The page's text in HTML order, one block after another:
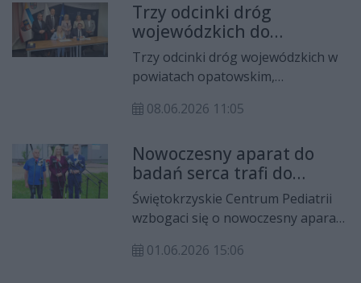
Wojewódzki Urząd Pracy w Kielcach
uruchamia drugą edycję projektów
„Pracownik kapitałem firmy” i
„Buduj swój rozwój”, które mają
pomóc w podnoszeniu kwalifikacji
zawodowych i dostosowaniu
pracy.
Trzy odcinki dróg
wojewódzkich do
przebudowy. Samorząd
podpisał umowy warte
blisko 8,8 mln zł
Trzy odcinki dróg wojewódzkich w
powiatach opatowskim,
przejdą przebudowę. Zarząd
podpisał umowy na realizację
inwestycji o łącznej wartości blisko
8,8 mln zł. Prace mają zakończyć się
w październiku 2026 roku.
08.06.2026 11:05
Nowoczesny aparat do
badań serca trafi do
Świętokrzyskiego
Centrum Pediatrii
Świętokrzyskie Centrum Pediatrii
wzbogaci się o nowoczesny aparat
chorób serca i układu krążenia u
01.06.2026 15:06